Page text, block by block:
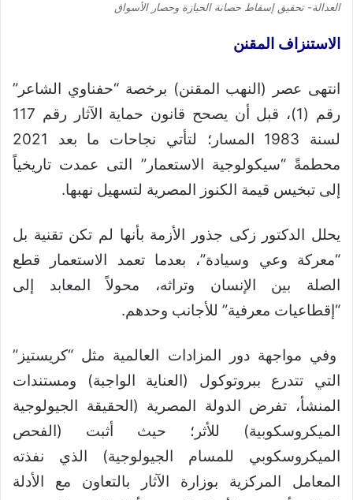
العدالة- تحقيق إسقاط حصانة الحيازة وحصار الأسواق
الاستنزاف المقنن
انتهى عصر (النهب المقنن) برخصة “حفناوي الشاعر”
رقم (1)، قبل أن يصحح قانون حماية الآثار رقم 117
لسنة 1983 المسار؛ لتأتي نجاحات ما بعد 2021
محطمةً “سيكولوجية الاستعمار” التى عمدت تاريخياً
إلى تبخيس قيمة الكنوز المصرية لتسهيل نهبها.
يحلل الدكتور زكى جذور الأزمة بأنها لم تكن تقنية بل
“معركة وعي وسيادة”، بعدما تعمد الاستعمار قطع
الصلة بين الإنسان وتراثه، محولاً المعابد إلى
“إقطاعيات معرفية” للأجانب وحدهم.
وفي مواجهة دور المزادات العالمية مثل “كريستيز”
التي تتدرع ببروتوكول (العناية الواجبة) ومستندات
المنشأ، تفرض الدولة المصرية (الحقيقة الجيولوجية
الميكروسكوبية) للأثر؛ حيث أثبت (الفحص
الميكروسكوبي للمسام الجيولوجية) الذي نفذته
المعامل المركزية بوزارة الآثار بالتعاون مع الأدلة